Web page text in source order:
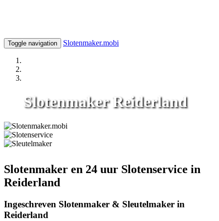
Toggle navigation Slotenmaker.mobi
Slotenmaker Reiderland
Slotenmaker en 24 uur Slotenservice in
Reiderland
Ingeschreven Slotenmaker & Sleutelmaker in
Reiderland